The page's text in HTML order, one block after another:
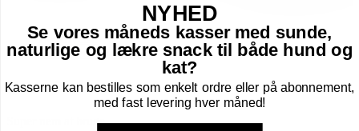
Beskrivelse
Yderligere information
Beskrivelse
Super nem at bruge.
NYHED
Se vores måneds kasser med sunde,
naturlige og lækre snack til både hund og
kat?
Kasserne kan bestilles som enkelt ordre eller på abonnement,
med fast levering hver måned!